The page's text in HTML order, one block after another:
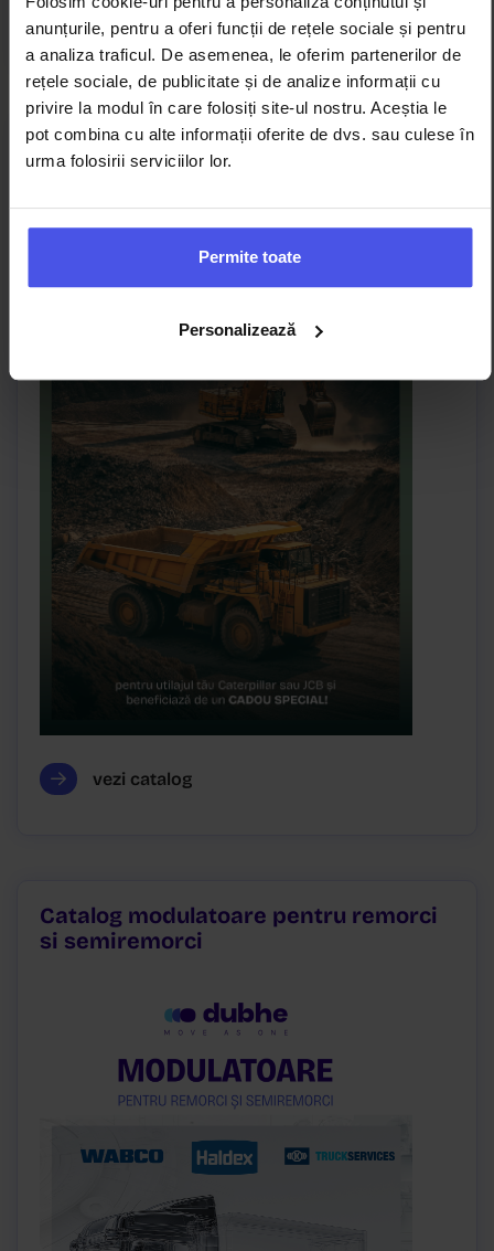
anunțurile, pentru a oferi funcții de rețele sociale și pentru
a analiza traficul. De asemenea, le oferim partenerilor de
rețele sociale, de publicitate și de analize informații cu
privire la modul în care folosiți site-ul nostru. Aceștia le
pot combina cu alte informații oferite de dvs. sau culese în
urma folosirii serviciilor lor.
Permite toate
Personalizează
vezi catalog
Ofertă kituri de filtre pentru utilaje
vezi catalog
Catalog modulatoare pentru remorci
si semiremorci